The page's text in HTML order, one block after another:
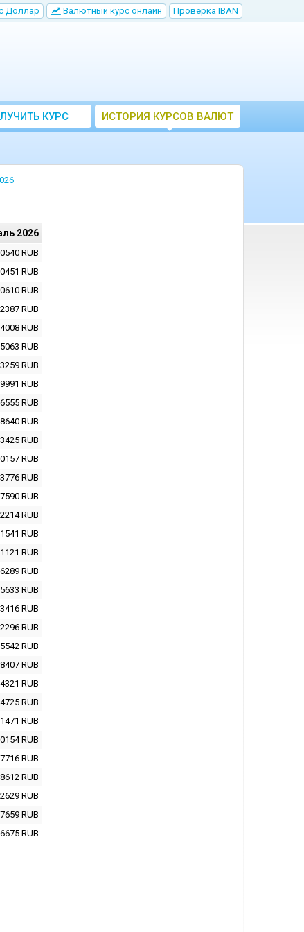
Доллар Bалютный курс онлайн Проверка IBAN
КУРС
ВАЛЮТ ЦБ
ИСТОРИЯ КУРСОВ ВАЛЮТ
ЦБ РФ
2026
RUB
RUB
RUB
RUB
RUB
RUB
RUB
RUB
RUB
RUB
RUB
RUB
RUB
RUB
RUB
RUB
RUB
RUB
RUB
RUB
RUB
RUB
RUB
RUB
RUB
RUB
RUB
RUB
RUB
RUB
RUB
RUB